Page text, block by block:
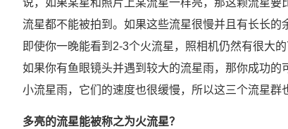
流星都不能被拍到。如果这些流星很慢并且有长长的
即使你一晚能看到2-3个火流星，照相机仍然有很大的
如果你有鱼眼镜头并遇到较大的流星雨，那你成功
小流星雨，它们的速度也很缓慢，所以这三个流星群
多亮的流星能被称之为火流星？